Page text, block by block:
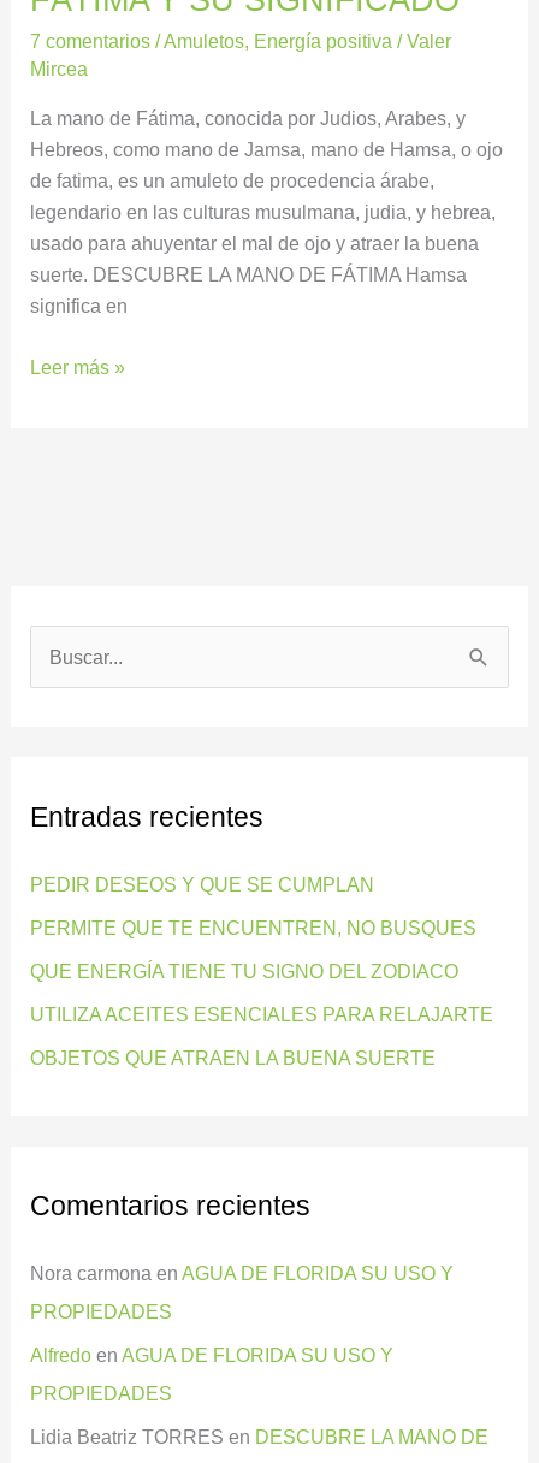
7 comentarios /Amuletos, Energía positiva /Valer
Mircea
La mano de Fátima, conocida por Judios, Arabes, y
Hebreos, como mano de Jamsa, mano de Hamsa, o ojo
de fatima, es un amuleto de procedencia árabe,
legendario en las culturas musulmana, judia, y hebrea,
usado para ahuyentar el mal de ojo y atraer la buena
suerte. DESCUBRE LA MANO DE FÁTIMA Hamsa
significa en
Leer más »
a
p
o
r
:
Entradas recientes
PEDIR DESEOS Y QUE SE CUMPLAN
PERMITE QUE TE ENCUENTREN, NO BUSQUES
QUE ENERGÍA TIENE TU SIGNO DEL ZODIACO
UTILIZA ACEITES ESENCIALES PARA RELAJARTE
OBJETOS QUE ATRAEN LA BUENA SUERTE
Comentarios recientes
Nora carmona enAGUA DE FLORIDA SU USO Y
PROPIEDADES
Alfredo enAGUA DE FLORIDA SU USO Y
PROPIEDADES
Lidia Beatriz TORRES en DESCUBRE LA MANO DE